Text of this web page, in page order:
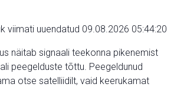
viimati uuendatud 09.08.2026 05:44:20
näitab signaali teekonna pikenemist
peegelduste tõttu. Peegeldunud
otse satelliidilt, vaid keerukamat